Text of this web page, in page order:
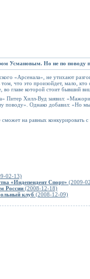
Усмановым. Но не по поводу
«Арсенала», не утихают
что это произойдет, мало,
главе которой стоит бывший
Питер Хилл-Вуд заявил:
поводу». Однако добавил: «Но
на равных конкурировать
02-13)
«Индепендент Спорт» (2009-
России (2008-12-18)
клуб (2008-12-09)